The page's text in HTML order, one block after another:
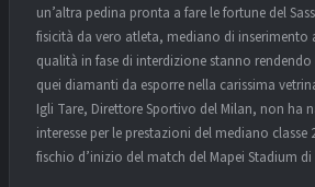
un’altra pedina pronta a fare le fortune del
fisicità da vero atleta, mediano di inserimento
qualità in fase di interdizione stanno rendendo
quei diamanti da esporre nella carissima
Igli Tare, Direttore Sportivo del Milan, non ha
interesse per le prestazioni del mediano classe
fischio d’inizio del match del Mapei Stadium